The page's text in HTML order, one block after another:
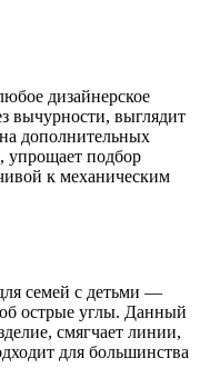
дизайнерское
вычурности, выглядит
дополнительных
упрощает подбор
к механическим
семей с детьми —
острые углы. Данный
смягчает линии,
для большинства